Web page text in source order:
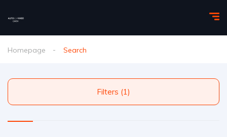
Homepage Search
Filters (1)